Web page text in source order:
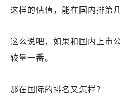
这样的估值，能在国内排第几
这么说吧，如果和国内上市
较量一番。
那在国际的排名又怎样？